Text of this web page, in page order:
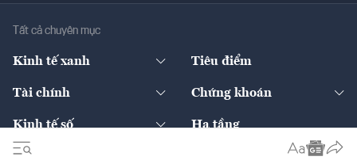
Tất cả chuyên mục
Kinh tế xanh Tiêu điểm
Tài chính
Ngân hàng
Thị trường vốn
Chứng khoán
Doanh nghiệp niêm yết
Kinh tế số
Sản phẩm - Thị trường
Hạ tầng
Bất động sản